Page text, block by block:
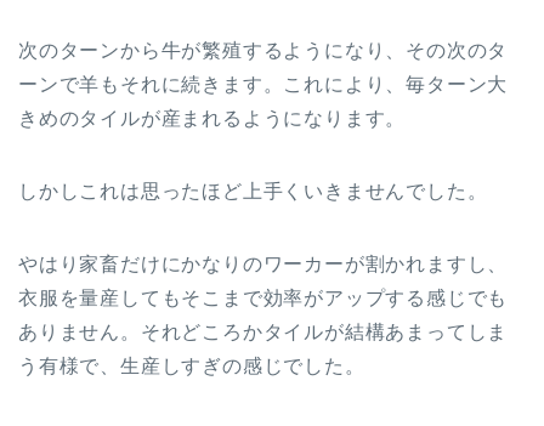
次のターンから牛が繁殖するようになり、その次のタ
ーンで羊もそれに続きます。これにより、毎ターン大
きめのタイルが産まれるようになります。
しかしこれは思ったほど上手くいきませんでした。
やはり家畜だけにかなりのワーカーが割かれますし、
衣服を量産してもそこまで効率がアップする感じでも
ありません。それどころかタイルが結構あまってしま
う有様で、生産しすぎの感じでした。